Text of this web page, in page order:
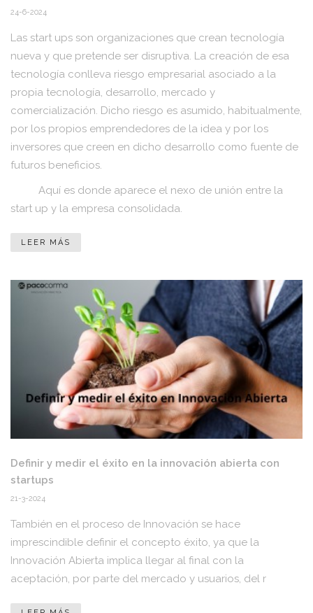
24-6-2024
Las start ups son organizaciones que crean tecnología
nueva y que pretende ser disruptiva. La creación de esa
tecnología conlleva riesgo empresarial asociado a la
propia tecnología, desarrollo, mercado y
comercialización. Dicho riesgo es asumido, habitualmente,
por los propios emprendedores de la idea y por los
inversores que creen en dicho desarrollo como fuente de
futuros beneficios.
Aquí es donde aparece el nexo de unión entre la
start up y la empresa consolidada.
LEER MÁS
Definir y medir el éxito en la innovación abierta con
startups
21-3-2024
También en el proceso de Innovación se hace
imprescindible definir el concepto éxito, ya que la
Innovación Abierta implica llegar al final con la
aceptación, por parte del mercado y usuarios, del r